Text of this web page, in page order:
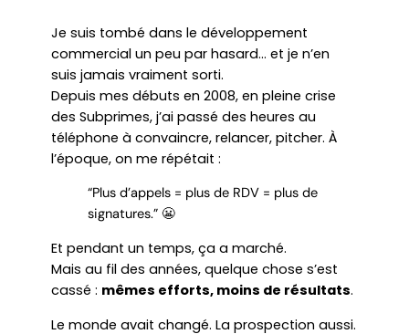
Je suis tombé dans le développement
commercial un peu par hasard… et je n’en
suis jamais vraiment sorti.
Depuis mes débuts en 2008, en pleine crise
des Subprimes, j’ai passé des heures au
téléphone à convaincre, relancer, pitcher. À
l’époque, on me répétait :
“Plus d’appels = plus de RDV = plus de
signatures.” 😬
Et pendant un temps, ça a marché.
Mais au fil des années, quelque chose s’est
cassé : mêmes efforts, moins de résultats.
Le monde avait changé. La prospection aussi.